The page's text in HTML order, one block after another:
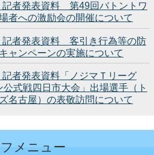
者発表資料 第49回バトントワ
者への激励会の開催について
者発表資料 客引き行為等の防
ャンペーンの実施について
者発表資料「ノジマＴリーグ
式戦四日市大会」出場選手（ト
名古屋）の表敬訪問について
メニュー